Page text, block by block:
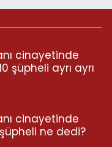
cinayetinde
şüpheli ayrı ayrı
cinayetinde
ne dedi?